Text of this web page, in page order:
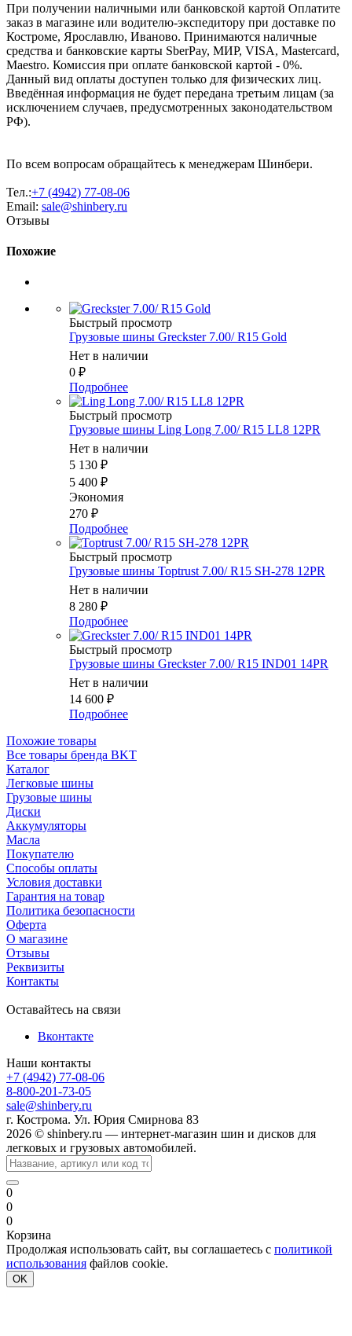
При получении наличными или банковской картой Оплатите
заказ в магазине или водителю-экспедитору при доставке по
Костроме, Ярославлю, Иваново. Принимаются наличные
средства и банковские карты SberPay, МИР, VISA, Mastercard,
Maestro. Комиссия при оплате банковской картой - 0%.
Данный вид оплаты доступен только для физических лиц.
Введённая информация не будет передана третьим лицам (за
исключением случаев, предусмотренных законодательством
РФ).
По всем вопросам обращайтесь к менеджерам Шинбери.
Тел.:+7 (4942) 77-08-06
Email: sale@shinbery.ru
Отзывы
Похожие
Быстрый просмотр
Грузовые шины Greckster 7.00/ R15 Gold
Нет в наличии
0 ₽
Подробнее
Быстрый просмотр
Грузовые шины Ling Long 7.00/ R15 LL8 12PR
Нет в наличии
5 130 ₽
5 400 ₽
Экономия
270 ₽
Подробнее
Быстрый просмотр
Грузовые шины Toptrust 7.00/ R15 SH-278 12PR
Нет в наличии
8 280 ₽
Подробнее
Быстрый просмотр
Грузовые шины Greckster 7.00/ R15 IND01 14PR
Нет в наличии
14 600 ₽
Подробнее
Похожие товары
Все товары бренда BKT
Каталог
Легковые шины
Грузовые шины
Диски
Аккумуляторы
Масла
Покупателю
Способы оплаты
Условия доставки
Гарантия на товар
Политика безопасности
Оферта
О магазине
Отзывы
Реквизиты
Контакты
Оставайтесь на связи
Вконтакте
Наши контакты
+7 (4942) 77-08-06
8-800-201-73-05
sale@shinbery.ru
г. Кострома. Ул. Юрия Смирнова 83
2026 © shinbery.ru — интернет-магазин шин и дисков для
легковых и грузовых автомобилей.
0
0
0
Корзина
Продолжая использовать сайт, вы соглашаетесь с политикой
использования файлов cookie.
OK